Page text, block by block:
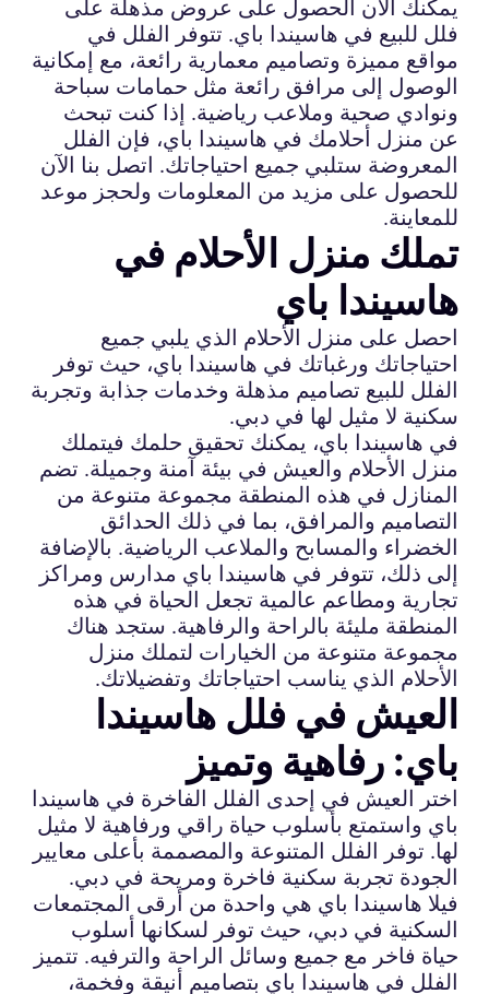
يمكنك الآن الحصول على عروض مذهلة على
فلل للبيع في هاسيندا باي. تتوفر الفلل في
مواقع مميزة وتصاميم معمارية رائعة، مع إمكانية
الوصول إلى مرافق رائعة مثل حمامات سباحة
ونوادي صحية وملاعب رياضية. إذا كنت تبحث
عن منزل أحلامك في هاسيندا باي، فإن الفلل
المعروضة ستلبي جميع احتياجاتك. اتصل بنا الآن
للحصول على مزيد من المعلومات ولحجز موعد
للمعاينة.
تملك منزل الأحلام في
هاسيندا باي
احصل على منزل الأحلام الذي يلبي جميع
احتياجاتك ورغباتك في هاسيندا باي، حيث توفر
الفلل للبيع تصاميم مذهلة وخدمات جذابة وتجربة
سكنية لا مثيل لها في دبي.
في هاسيندا باي، يمكنك تحقيق حلمك فيتملك
منزل الأحلام والعيش في بيئة آمنة وجميلة. تضم
المنازل في هذه المنطقة مجموعة متنوعة من
التصاميم والمرافق، بما في ذلك الحدائق
الخضراء والمسابح والملاعب الرياضية. بالإضافة
إلى ذلك، تتوفر في هاسيندا باي مدارس ومراكز
تجارية ومطاعم عالمية تجعل الحياة في هذه
المنطقة مليئة بالراحة والرفاهية. ستجد هناك
مجموعة متنوعة من الخيارات لتملك منزل
الأحلام الذي يناسب احتياجاتك وتفضيلاتك.
العيش في فلل هاسيندا
باي: رفاهية وتميز
اختر العيش في إحدى الفلل الفاخرة في هاسيندا
باي واستمتع بأسلوب حياة راقي ورفاهية لا مثيل
لها. توفر الفلل المتنوعة والمصممة بأعلى معايير
الجودة تجربة سكنية فاخرة ومريحة في دبي.
فيلا هاسيندا باي هي واحدة من أرقى المجتمعات
السكنية في دبي، حيث توفر لسكانها أسلوب
حياة فاخر مع جميع وسائل الراحة والترفيه. تتميز
الفلل في هاسيندا باي بتصاميم أنيقة وفخمة،